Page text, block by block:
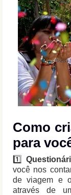
Como
para
1️⃣
você nos
de viagem e
através de